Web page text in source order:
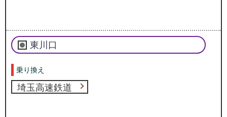
東川口
乗り換え
埼玉高速鉄道